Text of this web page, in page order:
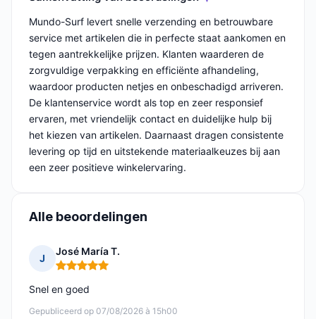
Mundo-Surf levert snelle verzending en betrouwbare
service met artikelen die in perfecte staat aankomen en
tegen aantrekkelijke prijzen. Klanten waarderen de
zorgvuldige verpakking en efficiënte afhandeling,
waardoor producten netjes en onbeschadigd arriveren.
De klantenservice wordt als top en zeer responsief
ervaren, met vriendelijk contact en duidelijke hulp bij
het kiezen van artikelen. Daarnaast dragen consistente
levering op tijd en uitstekende materiaalkeuzes bij aan
een zeer positieve winkelervaring.
Alle beoordelingen
J
José María T.
Opmerking: 5 van 5
Gepubliceerd op 07/08/2026 à 15h00
Snel en goed